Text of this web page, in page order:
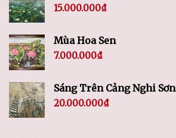
15.000.000₫
Mùa Hoa Sen
7.000.000₫
Sáng Trên Cảng Nghi Sơn
20.000.000₫